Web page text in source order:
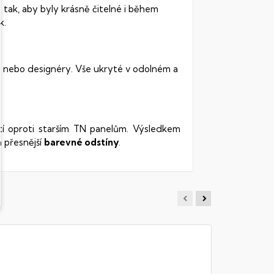
aby byly krásně čitelné i během
designéry. Vše ukryté v odolném a
starším TN panelům. Výsledkem
a přesnější barevné odstíny